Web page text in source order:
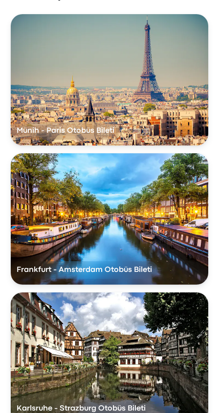
Münih - Paris Otobüs Bileti
Frankfurt - Amsterdam Otobüs Bileti
Karlsruhe - Strazburg Otobüs Bileti